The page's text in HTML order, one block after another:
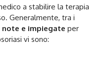
a stabilire la terapia
Generalmente, tra i
e impiegate per
vi sono: